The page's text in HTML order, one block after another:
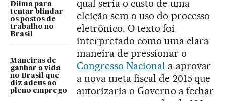
Dilma para
tentar blindar
os postos de
trabalho no
Brasil
Maneiras de
ganhar a vida
no Brasil que
diz adeus ao
pleno emprego
qual seria o custo de uma
eleição sem o uso do processo
eletrônico. O texto foi
interpretado como uma clara
maneira de pressionar o
Congresso Nacional a aprovar
a nova meta fiscal de 2015 que
autorizaria o Governo a fechar